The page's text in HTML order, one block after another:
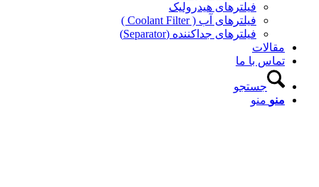
فیلترهای هیدرولیک
فیلترهای آب ( Coolant Filter )
فیلترهای جداکننده (Separator)
مقالات
تماس با ما
جستجو
منو منو